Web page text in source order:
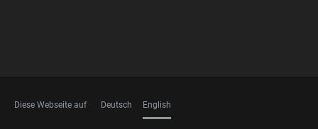
Diese Webseite auf Deutsch English